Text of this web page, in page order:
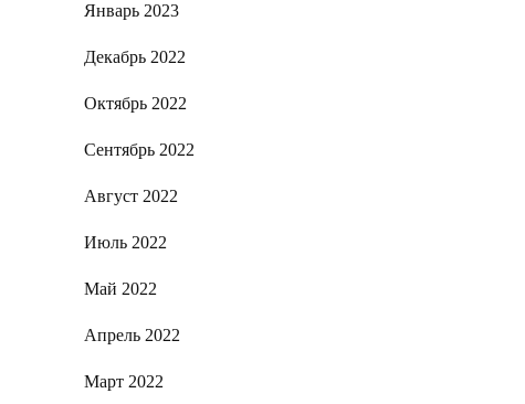
Январь 2023
Декабрь 2022
Октябрь 2022
Сентябрь 2022
Август 2022
Июль 2022
Май 2022
Апрель 2022
Март 2022